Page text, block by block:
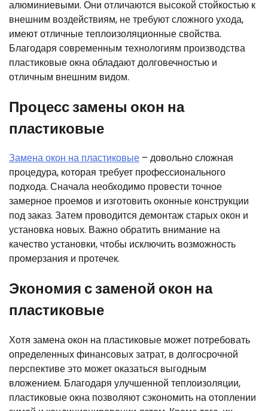
алюминиевыми. Они отличаются высокой стойкостью к
внешним воздействиям, не требуют сложного ухода,
имеют отличные теплоизоляционные свойства.
Благодаря современным технологиям производства
пластиковые окна обладают долговечностью и
отличным внешним видом.
Процесс замены окон на
пластиковые
Замена окон на пластиковые – довольно сложная
процедура, которая требует профессионального
подхода. Сначала необходимо провести точное
замерное проемов и изготовить оконные конструкции
под заказ. Затем проводится демонтаж старых окон и
установка новых. Важно обратить внимание на
качество установки, чтобы исключить возможность
промерзания и протечек.
Экономия с заменой окон на
пластиковые
Хотя замена окон на пластиковые может потребовать
определенных финансовых затрат, в долгосрочной
перспективе это может оказаться выгодным
вложением. Благодаря улучшенной теплоизоляции,
пластиковые окна позволяют сэкономить на отоплении